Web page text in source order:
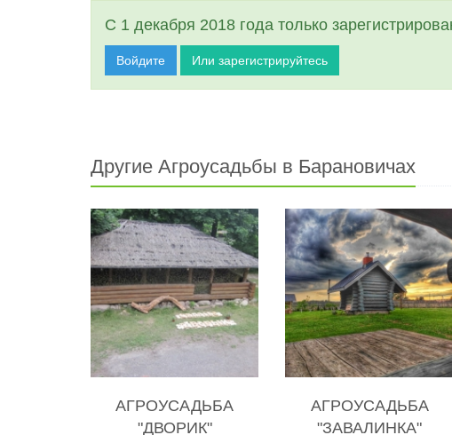
С 1 декабря 2018 года только
Войдите Или зарегистрируйтесь
Другие Агроусадьбы в Барановичах
АГРОУСАДЬБА
"ДВОРИК"
АГРОУСАДЬБА
"ЗАВАЛИНКА"